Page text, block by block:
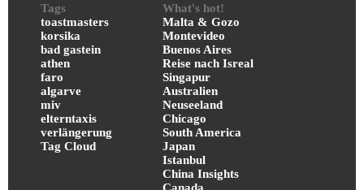
Tags
toastmasters
korsika
bad gastein
athen
faro
algarve
miv
elterntaxis
verlängerung
Tag Cloud
What's hot!
Malta & Gozo
Montevideo
Buenos Aires
Reise nach Isreal
Singapur
Australien
Neuseeland
Chicago
South America
Japan
Istanbul
China Insights